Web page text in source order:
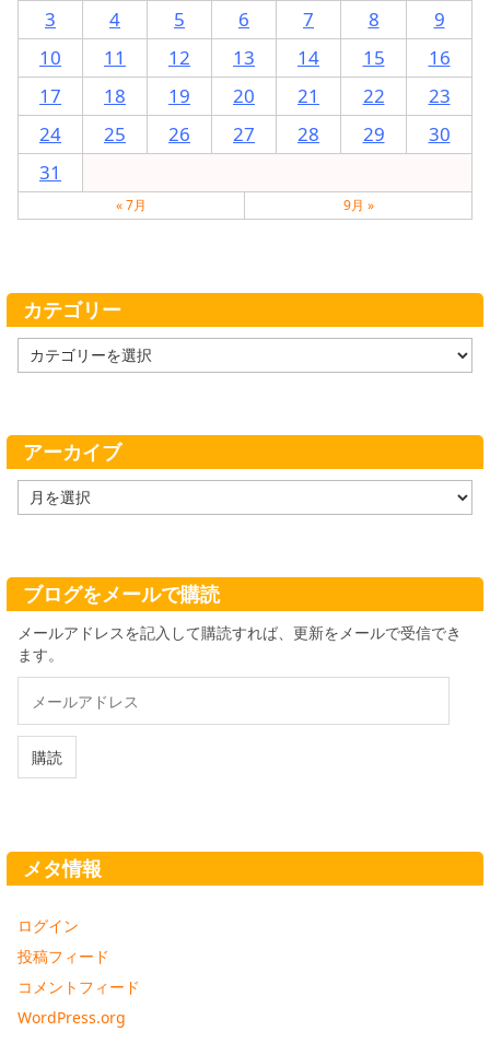
3
4 5 6 7 8
9
10
11 12 13 14 15
16
17
18 19 20 21 22
23
24
25 26 27 28 29
30
31
« 7月 9月 »
カテゴリー
テ
ー
アーカイブ
ー
ブ
ブログをメールで購読
メールアドレスを記入して購読すれば、更新をメールで受信でき
ます。
ル
ド
購読
メタ情報
ログイン
投稿フィード
コメントフィード
WordPress.org